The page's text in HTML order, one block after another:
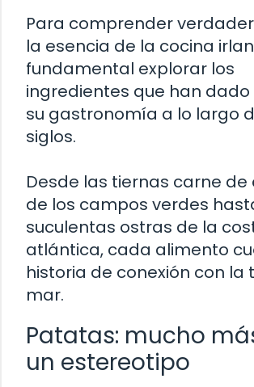
Para comprender
la esencia de la cocina
fundamental explorar los
ingredientes que han
su gastronomía a lo largo
siglos.
Desde las tiernas carne de
de los campos verdes
suculentas ostras de la
atlántica, cada alimento
historia de conexión con la
mar.
Patatas: mucho
un estereotipo